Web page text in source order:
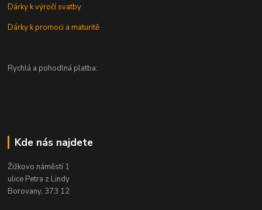
Dárky k výročí svatby
Dárky k promoci a maturitě
Rychlá a pohodlná platba:
Kde nás najdete
Žižkovo náměstí 1
ulice Petra z Lindy
Borovany, 373 12